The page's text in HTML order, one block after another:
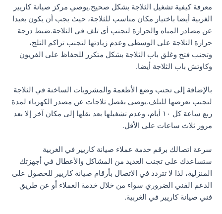
معرفة كيفية تشغيل الثلاجة بشكل صحيح.يوصي مركز صيانة كاريير
الغربية أيضا باختيار مكان مناسب للثلاجة، حيث يجب أن يكون بعيدا
عن مصادر المياه والحرارة لتجنب أي تلف في الثلاجة.ضبط درجة
حرارة الثلاجة على الوسطى وعدم زيادتها لتجنب تراكم الثلج،
وتجنب فتح وغلق باب الثلاجة بشكل متكرر للحفاظ على الفريون
وكاوتش باب الثلاجة أيضا.
بالإضافة إلى تجنب وضع الأطعمة والمشروبات الساخنة في الثلاجة
لتجنب تعرضها للتلف.يوصى بفصل ثلاجات عن مصدر الكهرباء لمدة
ربع ساعة كل ١٠ أيام، وعدم تشغيلها بعد نقلها إلى مكان آخر إلا بعد
مرور ثلاث ساعات على الأقل.
سرعة اتصالك برقم خدمة عملاء صيانة كاريير في الغربية
ستساعدك على تجنب العديد من المشاكل والأعطال في أجهزتك
المنزلية، لذا لا تتردد في الاتصال بأرقام صيانة كاريير للحصول على
الدعم الفني الضروري سواء من خلال خدمة العملاء أو عن طريق
فني صيانة كاريير في الغربية.